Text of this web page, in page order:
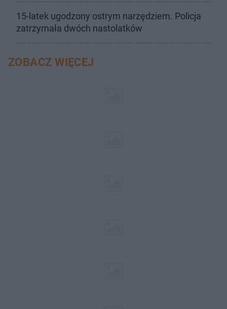
15-latek ugodzony ostrym narzędziem. Policja
zatrzymała dwóch nastolatków
ZOBACZ WIĘCEJ